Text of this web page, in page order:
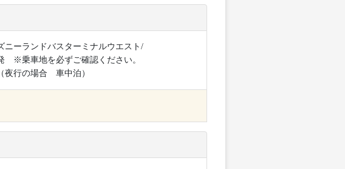
ニーランドバスターミナルウエスト/
※乗車地を必ずご確認ください。
夜行の場合 車中泊）